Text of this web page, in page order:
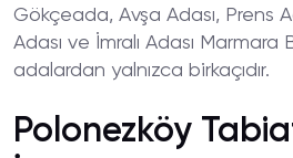
Gökçeada, Avşa Adası, Prens
Adası ve İmralı Adası
adalardan yalnızca birkaçıdır.
Polonezköy